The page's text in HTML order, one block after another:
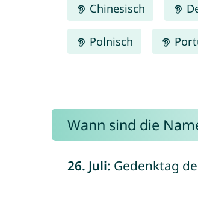
Chinesisch
Polnisch
Wann sind die
26. Juli: Gedenktag